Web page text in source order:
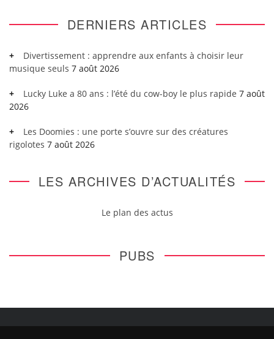
DERNIERS ARTICLES
Divertissement : apprendre aux enfants à choisir leur
musique seuls 7 août 2026
Lucky Luke a 80 ans : l’été du cow-boy le plus rapide 7 août
2026
Les Doomies : une porte s’ouvre sur des créatures
rigolotes 7 août 2026
LES ARCHIVES D’ACTUALITÉS
Le plan des actus
PUBS